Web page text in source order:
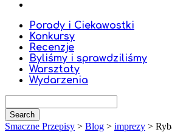
Porady i Ciekawostki
Konkursy
Recenzje
Byliśmy i sprawdziliśmy
Warsztaty
Wydarzenia
Smaczne Przepisy > Blog > imprezy >